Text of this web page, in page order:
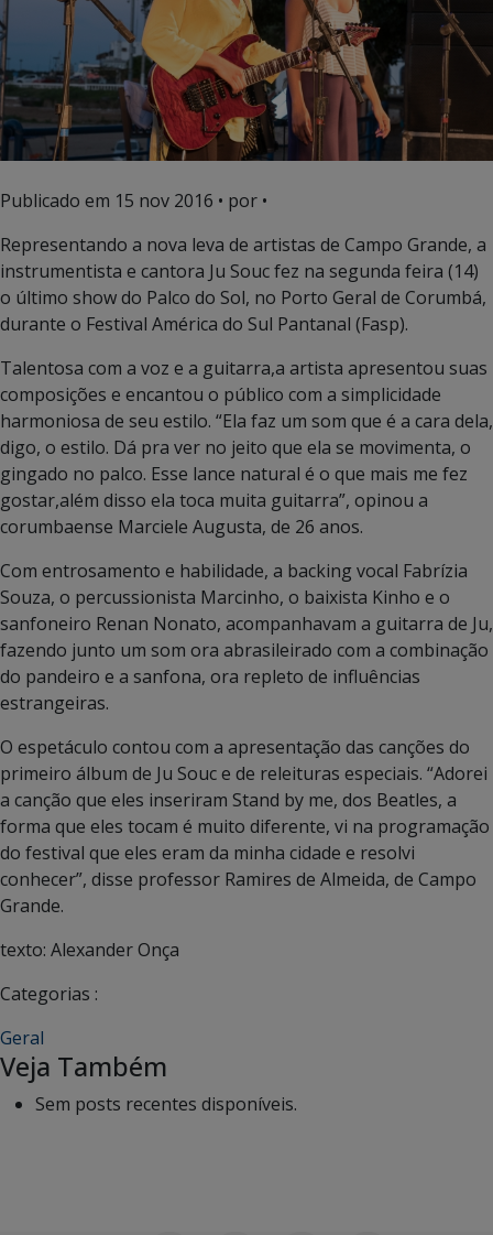
Publicado em 15 nov 2016 • por •
Representando a nova leva de artistas de Campo Grande, a
instrumentista e cantora Ju Souc fez na segunda feira (14)
o último show do Palco do Sol, no Porto Geral de Corumbá,
durante o Festival América do Sul Pantanal (Fasp).
Talentosa com a voz e a guitarra,a artista apresentou suas
composições e encantou o público com a simplicidade
harmoniosa de seu estilo. “Ela faz um som que é a cara dela,
digo, o estilo. Dá pra ver no jeito que ela se movimenta, o
gingado no palco. Esse lance natural é o que mais me fez
gostar,além disso ela toca muita guitarra”, opinou a
corumbaense Marciele Augusta, de 26 anos.
Com entrosamento e habilidade, a backing vocal Fabrízia
Souza, o percussionista Marcinho, o baixista Kinho e o
sanfoneiro Renan Nonato, acompanhavam a guitarra de Ju,
fazendo junto um som ora abrasileirado com a combinação
do pandeiro e a sanfona, ora repleto de influências
estrangeiras.
O espetáculo contou com a apresentação das canções do
primeiro álbum de Ju Souc e de releituras especiais. “Adorei
a canção que eles inseriram Stand by me, dos Beatles, a
forma que eles tocam é muito diferente, vi na programação
do festival que eles eram da minha cidade e resolvi
conhecer”, disse professor Ramires de Almeida, de Campo
Grande.
texto: Alexander Onça
Categorias :
Geral
Veja Também
Sem posts recentes disponíveis.